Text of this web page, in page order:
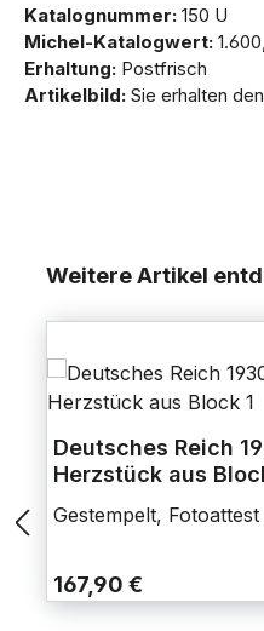
Katalognummer: 150 U
Michel-Katalogwert:
Erhaltung: Postfrisch
Artikelbild: Sie erhalten
Weitere Artikel
Deutsches Reich
Herzstück aus
Gestempelt,
167,90 €